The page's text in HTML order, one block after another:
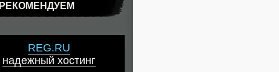
РЕКОМЕНДУЕМ
REG.RU
надежный хостинг